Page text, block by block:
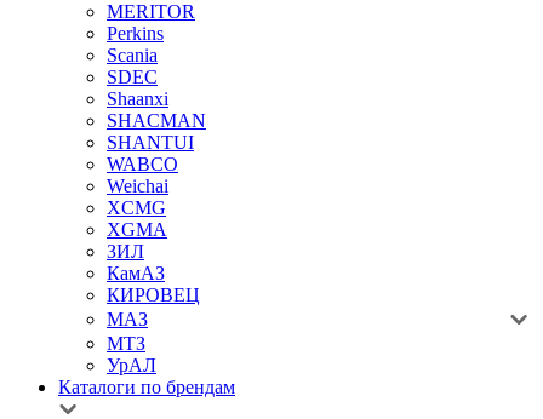
MERITOR
Perkins
Scania
SDEC
Shaanxi
SHACMAN
SHANTUI
WABCO
Weichai
XCMG
XGMA
ЗИЛ
КамАЗ
КИРОВЕЦ
МАЗ
МТЗ
УрАЛ
Каталоги по брендам